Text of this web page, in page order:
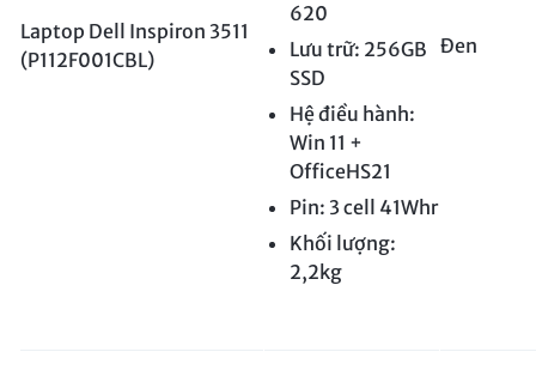
Laptop Dell Inspiron 3511
(P112F001CBL)
620
Lưu trữ: 256GB
SSD
Hệ điều hành:
Win 11 +
OfficeHS21
Pin: 3 cell 41Whr
Khối lượng:
2,2kg
Đen